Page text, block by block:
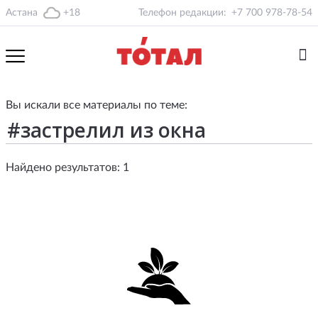
Астана +18 Телефон редакции: +7 700 978-78-54
Вы искали все материалы по теме:
Найдено результатов: 1